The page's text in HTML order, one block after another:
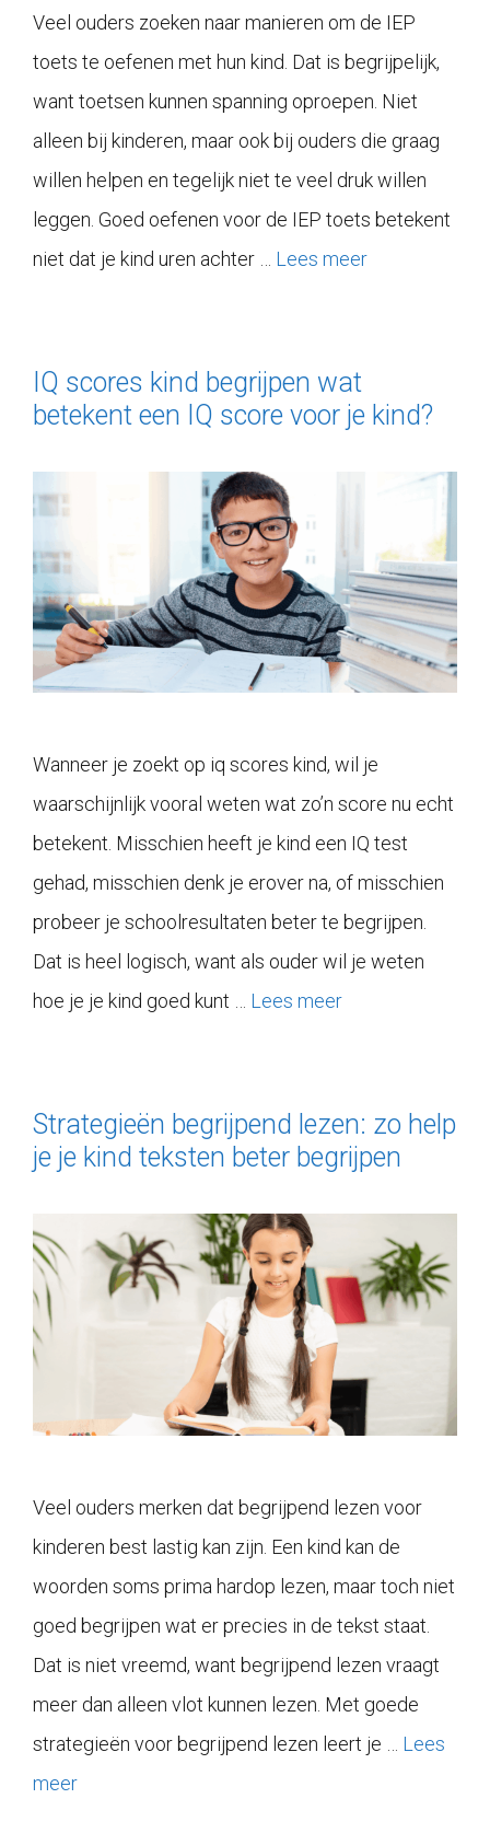
Veel ouders zoeken naar manieren om de IEP
toets te oefenen met hun kind. Dat is begrijpelijk,
want toetsen kunnen spanning oproepen. Niet
alleen bij kinderen, maar ook bij ouders die graag
willen helpen en tegelijk niet te veel druk willen
leggen. Goed oefenen voor de IEP toets betekent
niet dat je kind uren achter … Lees meer
IQ scores kind begrijpen wat
betekent een IQ score voor je kind?
Wanneer je zoekt op iq scores kind, wil je
waarschijnlijk vooral weten wat zo’n score nu echt
betekent. Misschien heeft je kind een IQ test
gehad, misschien denk je erover na, of misschien
probeer je schoolresultaten beter te begrijpen.
Dat is heel logisch, want als ouder wil je weten
hoe je je kind goed kunt … Lees meer
Strategieën begrijpend lezen: zo help
je je kind teksten beter begrijpen
Veel ouders merken dat begrijpend lezen voor
kinderen best lastig kan zijn. Een kind kan de
woorden soms prima hardop lezen, maar toch niet
goed begrijpen wat er precies in de tekst staat.
Dat is niet vreemd, want begrijpend lezen vraagt
meer dan alleen vlot kunnen lezen. Met goede
strategieën voor begrijpend lezen leert je … Lees
meer